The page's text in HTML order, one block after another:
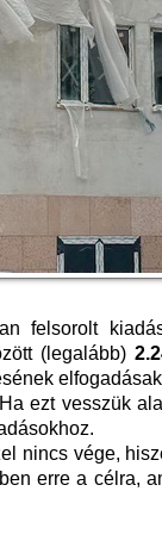
felsorolt
(legalább)
ezt vesszük
nincs vége,
erre a célra,